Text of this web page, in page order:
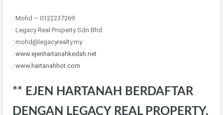
: Mohd – 0122237269
: Legacy Real Property Sdn Bhd
: mohd@legacyrealty.my
: www.ejenhartanahkedah.net
: www.hartanahhot.com
** EJEN HARTANAH BERDAFTAR
DENGAN LEGACY REAL PROPERTY.